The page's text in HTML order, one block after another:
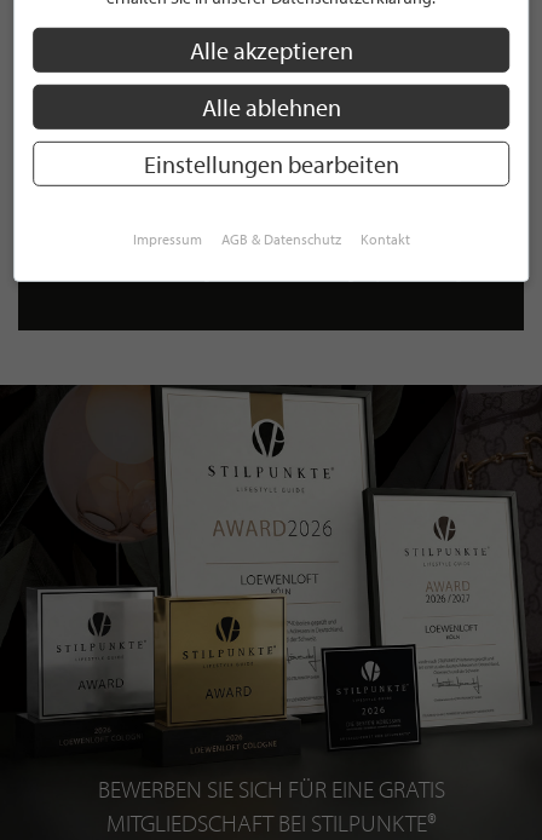
Mit der Anmeldung für unseren Newsletter stimmen Sie
Datenschutzbestimmungen
ist jederzeit möglich.
Mit der Anmeldung an unserem Newsletter stimmen Sie unseren
BEWERBEN SIE SICH FÜR EINE GRATIS
MITGLIEDSCHAFT BEI STILPUNKTE®
Alle akzeptieren
Alle ablehnen
Einstellungen bearbeiten
Impressum AGB & Datenschutz Kontakt